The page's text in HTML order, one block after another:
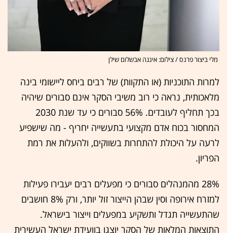
מלי ביצור פרנס / צילום: אינגה אבשלום שילן
למרות התוכניות (או התקוות) של רבים ביחס ליישומי בינה
מלאכותית, נראה כי רוב משיבי הסקר אינם סבורים שיהיה
בכך תחליף לעובדים. 56% סבורים כי עד שנת 2030
המחסור בכוח אדם מקצועי בתעשייה יחריף - מה שישפיע
לרעה על היכולת להתחרות בשווקים, ולהעלות את רמת
הפריון.
28% מהמנהלים סבורים כי מפעלים רבים יעבירו פעילות
למזרח אירופה וסין שבהן הייצור זול יותר, ורק 8% חושבים
שהתעשייה תגדל ותשקיע במפעלים וייצור בישראל.
התוצאות המלאות של הסקר יוצגו בוועידת ישראל העשירית